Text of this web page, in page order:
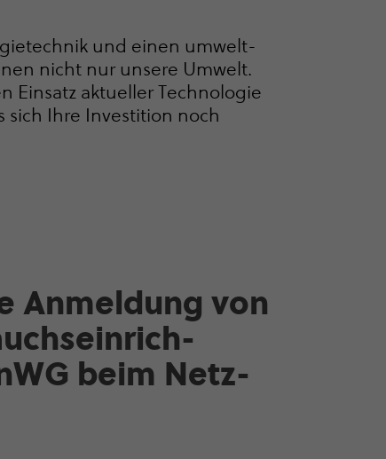
und einen umwelt­
nicht nur unsere Umwelt.
Einsatz aktueller Technologie
sich Ihre Investition noch
Anmeldung von
beim Netz­